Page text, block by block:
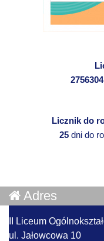
2756304
Licznik do
25dni do
Adres
II Liceum
ul. Jałowcowa 10